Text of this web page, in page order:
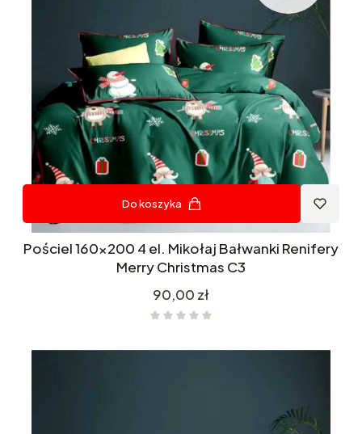
Do koszyka
Pościel 160x200 4 el. Mikołaj Bałwanki Renifery
Merry Christmas C3
Cena
90,00 zł